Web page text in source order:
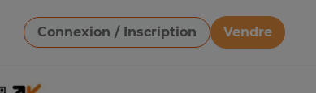
Connexion / Inscription
Vendre
Télécharger une image